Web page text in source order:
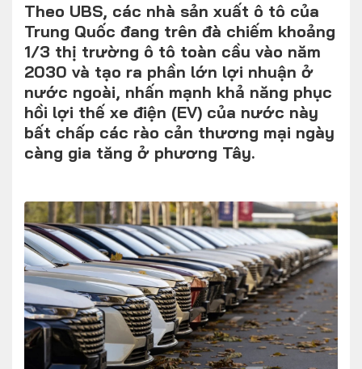
Album ảnh
Video
TRA CỨU XE
HÃNG XE MODEL
FOLLOW US
Theo UBS, các nhà sản xuất ô tô của
Trung Quốc đang trên đà chiếm khoảng
1/3 thị trường ô tô toàn cầu vào năm
2030 và tạo ra phần lớn lợi nhuận ở
nước ngoài, nhấn mạnh khả năng phục
hồi lợi thế xe điện (EV) của nước này
bất chấp các rào cản thương mại ngày
càng gia tăng ở phương Tây.